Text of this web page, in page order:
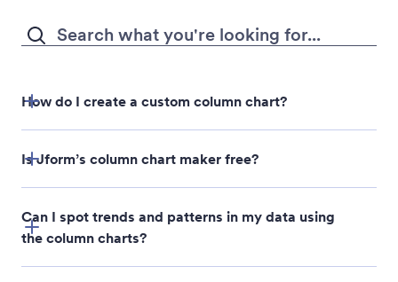
How do I create a custom column chart?
Column Chart type
Is Jform’s column chart maker free?
Can I spot trends and patterns in my data using
the column charts?